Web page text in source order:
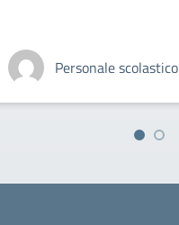
Personale scolastico